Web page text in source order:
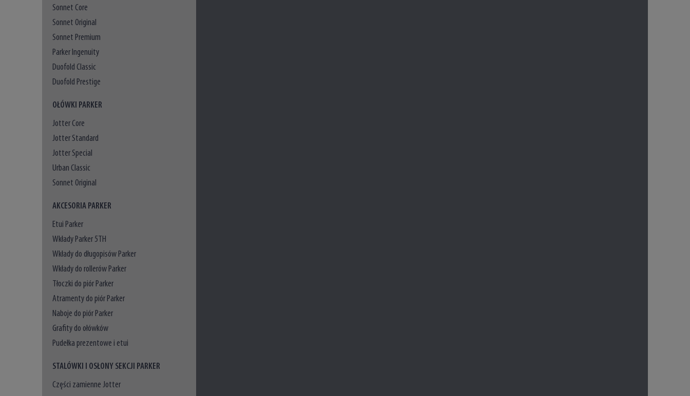
Sonnet Core
Sonnet Original
Sonnet Premium
Parker Ingenuity
Duofold Classic
Duofold Prestige
OŁÓWKI PARKER
Jotter Core
Jotter Standard
Jotter Special
Urban Classic
Sonnet Original
AKCESORIA PARKER
Etui Parker
Wkłady Parker 5TH
Wkłady do długopisów Parker
Wkłady do rollerów Parker
Tłoczki do piór Parker
Atramenty do piór Parker
Naboje do piór Parker
Grafity do ołówków
Pudełka prezentowe i etui
STALÓWKI I OSŁONY SEKCJI PARKER
Części zamienne Jotter